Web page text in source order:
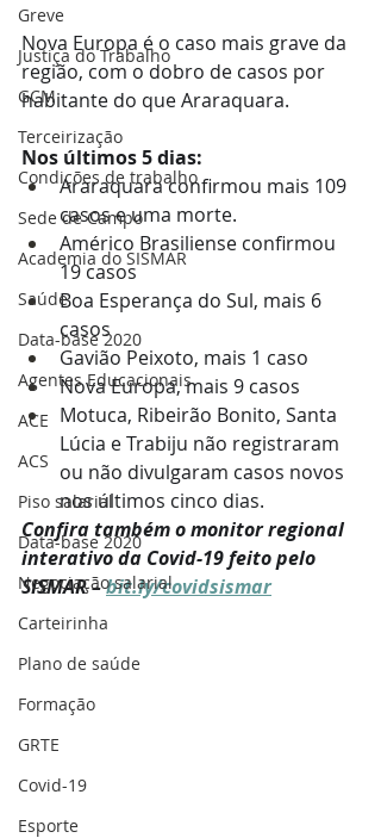
Greve
Justiça do Trabalho
GCM
Terceirização
Condições de trabalho
Sede de Campo
Academia do SISMAR
Saúde
Data-base 2020
Agentes Educacionais
ACE
ACS
Piso salarial
Data-base 2020
Negociação salarial
Carteirinha
Plano de saúde
Formação
GRTE
Covid-19
Esporte
Nova Europa é o caso mais grave da
região, com o dobro de casos por
habitante do que Araraquara.
Nos últimos 5 dias:
Araraquara confirmou mais 109
casos e uma morte.
Américo Brasiliense confirmou
19 casos
Boa Esperança do Sul, mais 6
casos
Gavião Peixoto, mais 1 caso
Nova Europa, mais 9 casos
Motuca, Ribeirão Bonito, Santa
Lúcia e Trabiju não registraram
ou não divulgaram casos novos
nos últimos cinco dias.
Confira também o monitor regional
interativo da Covid-19 feito pelo
SISMAR – bit.ly/covidsismar